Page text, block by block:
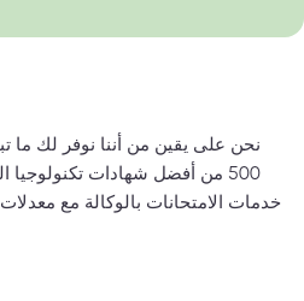
نحن على يقين من أننا نوفر لك
500 من أفضل شهادات تكنولوجيا